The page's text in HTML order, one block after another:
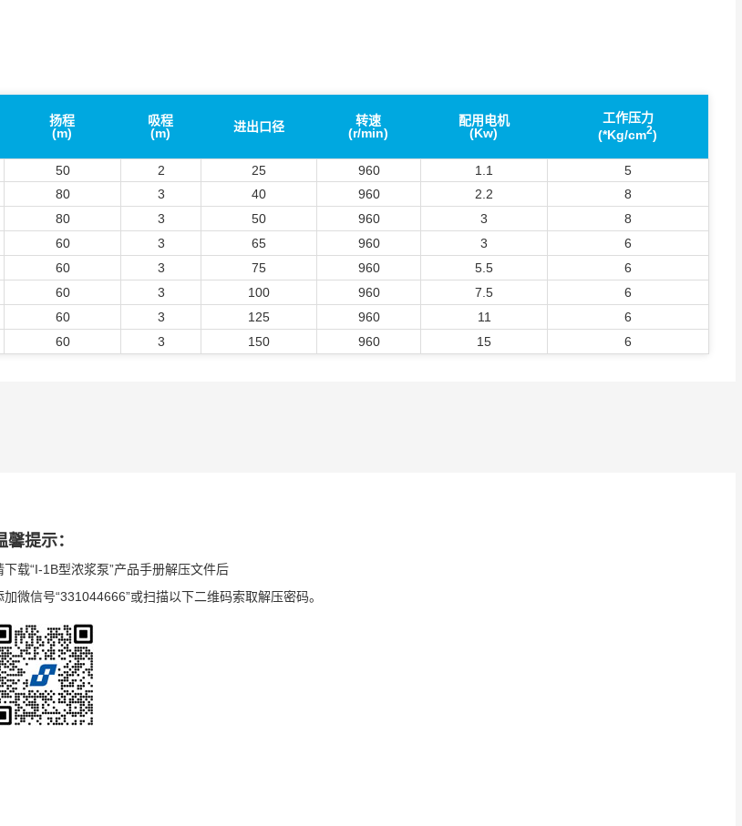
扬程
(m)
吸程
(m)
进出口径
转速
(r/min)
配用电机
(Kw)
工作压力
(*Kg/cm2)
50 2 25 960 1.1
5
80 3 40 960 2.2
8
80 3 50 960 3
8
60 3 65 960 3
6
60 3 75 960 5.5
6
60 3 100 960 7.5
6
60 3 125 960 11
6
60 3 150 960 15 6
馨提示：
下载“I-1B型浓浆泵”产品手册解压文件后
加微信号“331044666”或扫描以下二维码索取解压密码。